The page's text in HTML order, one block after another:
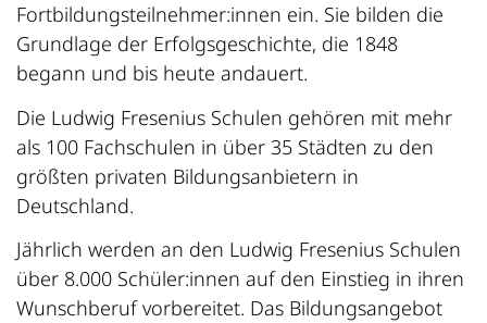
Fortbildungsteilnehmer:innen ein. Sie bilden die
Grundlage der Erfolgsgeschichte, die 1848
begann und bis heute andauert.
Die Ludwig Fresenius Schulen gehören mit mehr
als 100 Fachschulen in über 35 Städten zu den
größten privaten Bildungsanbietern in
Deutschland.
Jährlich werden an den Ludwig Fresenius Schulen
über 8.000 Schüler:innen auf den Einstieg in ihren
Wunschberuf vorbereitet. Das Bildungsangebot